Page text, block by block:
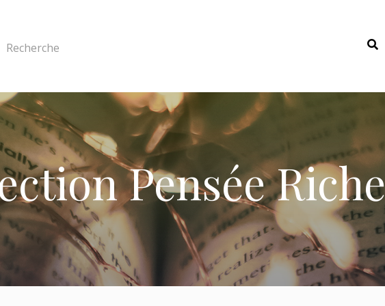
Recherche
Pensée Riche